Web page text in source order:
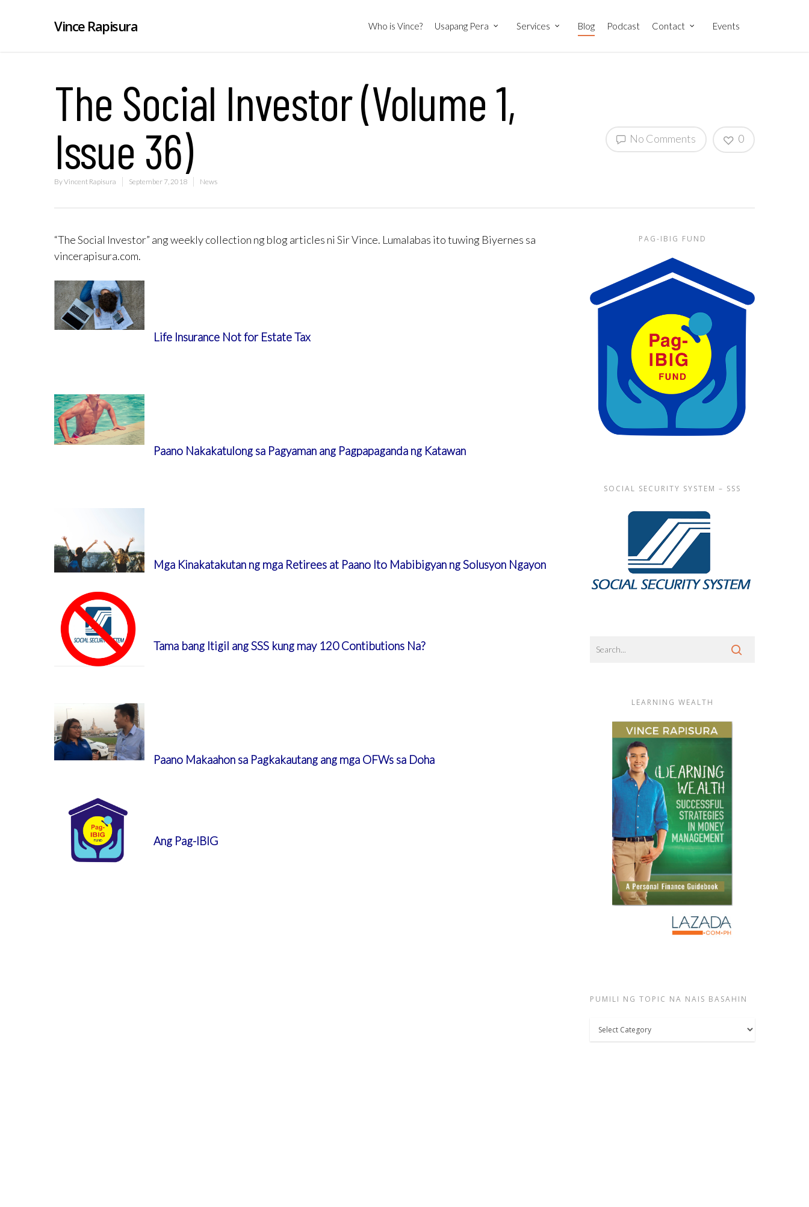
Vince Rapisura Who is Vince? Usapang Pera Services Blog Podcast Contact Events
The Social Investor (Volume 1,
Issue 36)
ByVincent Rapisura September 7, 2018 News
No Comments 0
“The Social Investor” ang weekly collection ng blog articles ni Sir Vince. Lumalabas ito tuwing Biyernes sa
vincerapisura.com.
Life Insurance Not for Estate Tax
Paano Nakakatulong sa Pagyaman ang Pagpapaganda ng Katawan
Mga Kinakatakutan ng mga Retirees at Paano Ito Mabibigyan ng Solusyon Ngayon
Tama bang Itigil ang SSS kung may 120 Contibutions Na?
Paano Makaahon sa Pagkakautang ang mga OFWs sa Doha
Ang Pag-IBIG
PAG-IBIG FUND
SOCIAL SECURITY SYSTEM – SSS
LEARNING WEALTH
PUMILI NG TOPIC NA NAIS BASAHIN
Pumili
ng